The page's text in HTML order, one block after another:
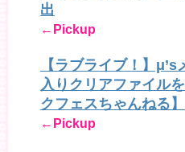
出
←Pickup
【ラブライブ！】
入りクリアファイル
クフェスちゃんねる】
←Pickup